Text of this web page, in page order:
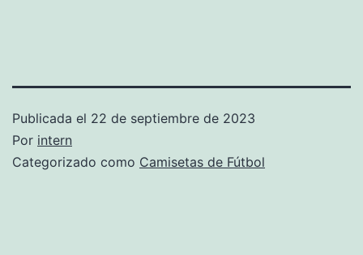
Publicada el 22 de septiembre de 2023
Por intern
Categorizado como Camisetas de Fútbol